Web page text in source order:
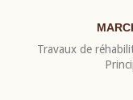
Travaux de